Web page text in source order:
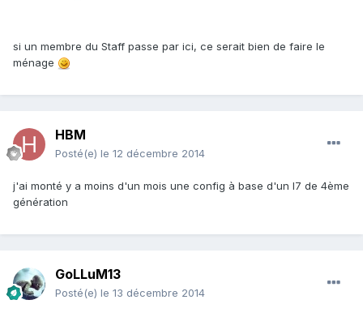
si un membre du Staff passe par ici, ce serait bien de faire le
ménage
HBM
Posté(e) le 12 décembre 2014
j'ai monté y a moins d'un mois une config à base d'un I7 de 4ème
génération
GoLLuM13
Posté(e) le 13 décembre 2014